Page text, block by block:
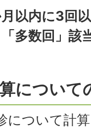
月以内に3回
多数回」該
について
について計